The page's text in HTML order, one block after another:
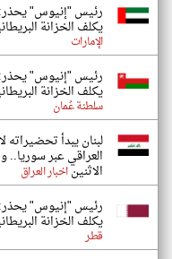
رئيس "إنيوس" يحذر:
يكلف الخزانة
الإمارات
رئيس "إنيوس" يحذر:
يكلف الخزانة
سلطنة عُمان
لبنان يبدأ تحضيراته
العراقي عبر
الاثنيناخبار العراق
رئيس "إنيوس" يحذر:
يكلف الخزانة
قطر